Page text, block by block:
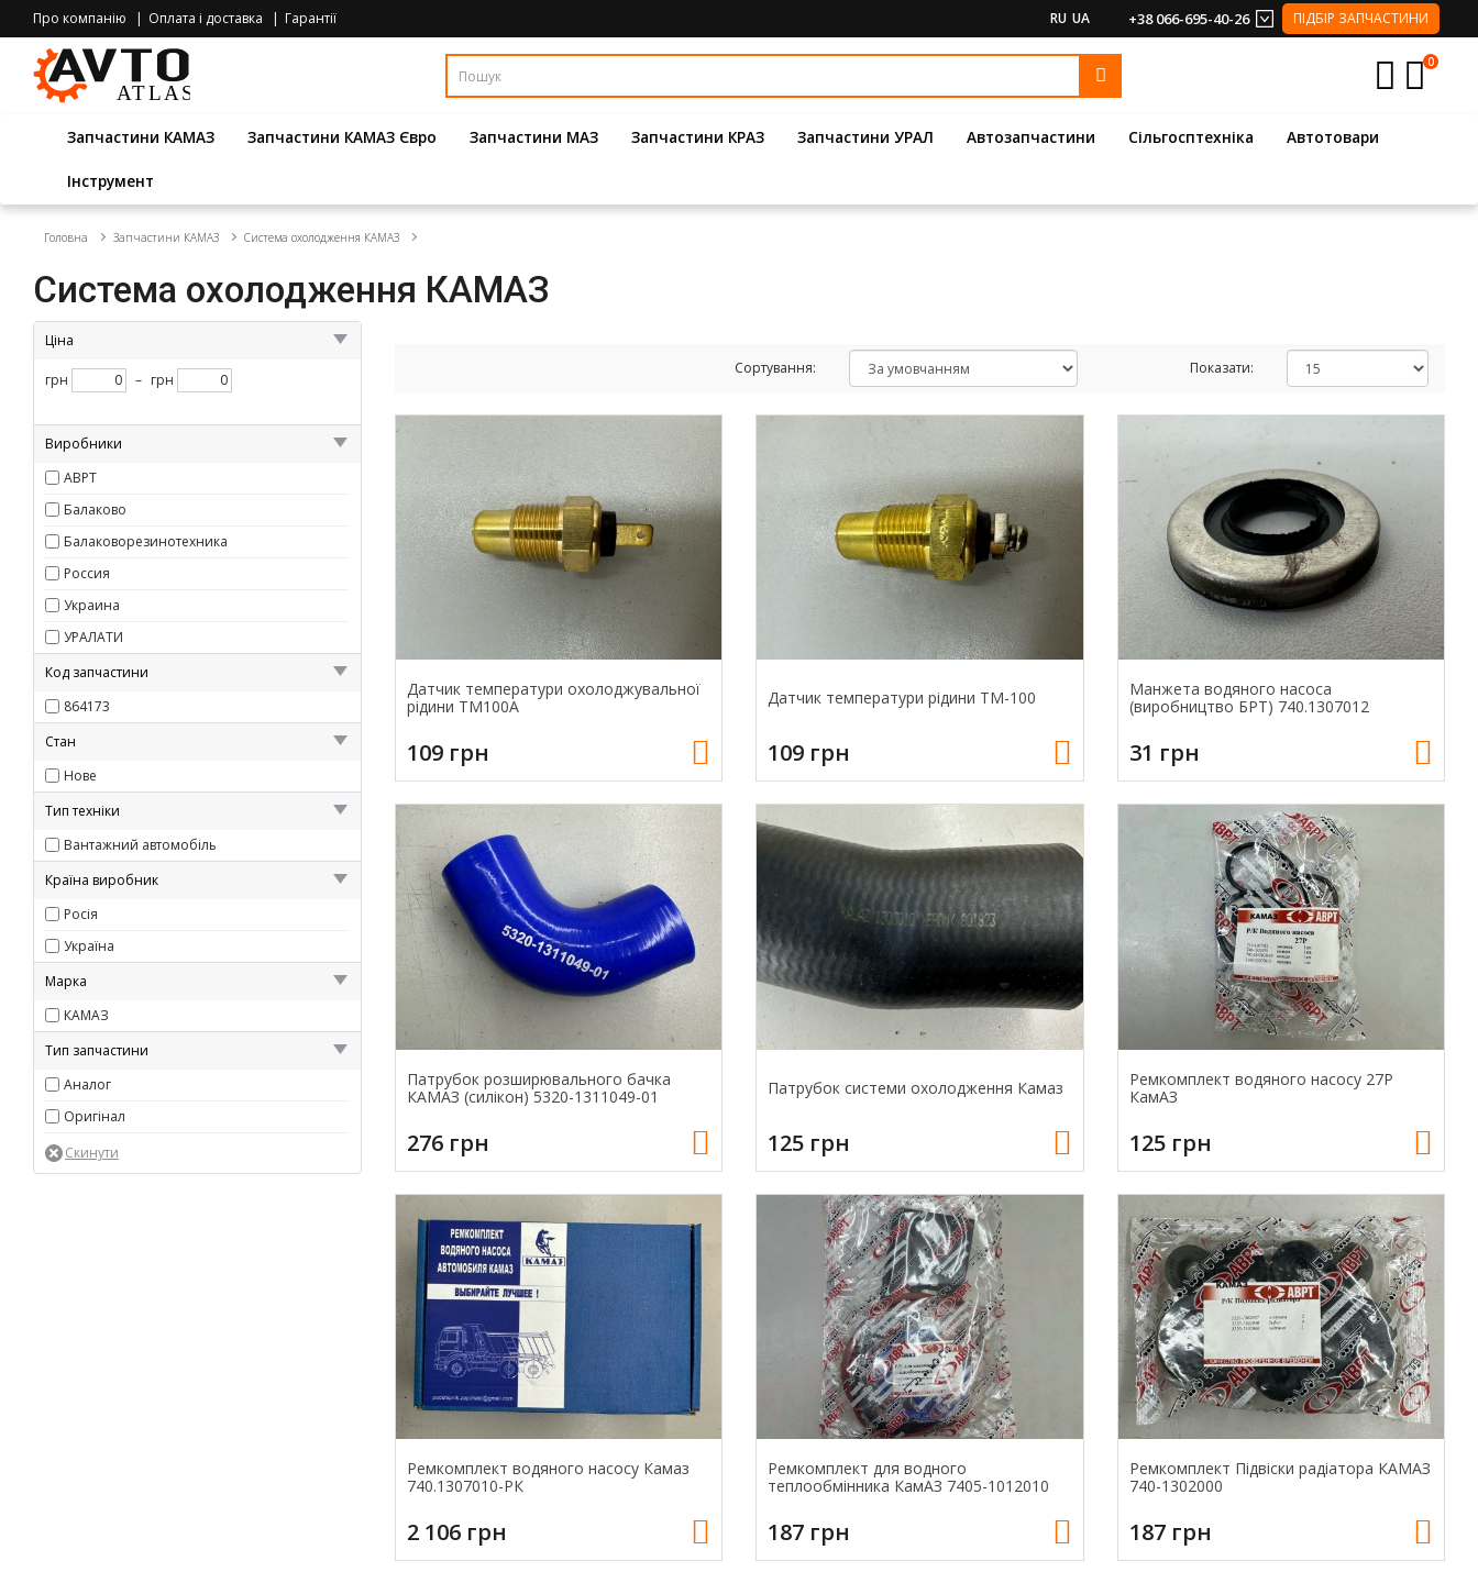
Про компанію Оплата і доставка Гарантії RU UA +38 066-695-40-26 ПІДБІР ЗАПЧАСТИНИ
0
Запчастини КАМАЗ Запчастини КАМАЗ Євро Запчастини МАЗ Запчастини КРАЗ Запчастини УРАЛ Автозапчастини Сільгосптехніка Автотовари
Інструмент
Головна Запчастини КАМАЗ Система охолодження КАМАЗ
Система охолодження КАМАЗ
Ціна
грн – грн
Виробники
АВРТ
Балаково
Балаковорезинотехника
Россия
Украина
УРАЛАТИ
Код запчастини
864173
Стан
Нове
Тип техніки
Вантажний автомобіль
Країна виробник
Росія
Україна
Марка
КАМАЗ
Тип запчастини
Аналог
Оригінал
Сортування: Показати:
Датчик температури охолоджувальної
рідини ТМ100А
109 грн
Датчик температури рідини ТМ-100
109 грн
Манжета водяного насоса
(виробництво БРТ) 740.1307012
31 грн
Патрубок розширювального бачка
КАМАЗ (силікон) 5320-1311049-01
276 грн
Патрубок системи охолодження Камаз
125 грн
Ремкомплект водяного насосу 27Р
КамАЗ
125 грн
Ремкомплект водяного насосу Камаз
740.1307010-РК
2 106 грн
Ремкомплект для водного
теплообмінника КамАЗ 7405-1012010
187 грн
Ремкомплект Підвіски радіатора КАМАЗ
740-1302000
187 грн